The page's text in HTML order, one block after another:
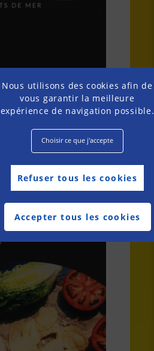
Nous utilisons des cookies afin de
vous garantir la meilleure
expérience de navigation possible.
Choisir ce que j'accepte
Refuser tous les cookies
Accepter tous les cookies